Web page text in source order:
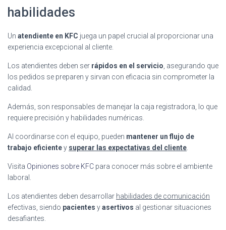
habilidades
Un atendiente en KFC juega un papel crucial al proporcionar una
experiencia excepcional al cliente.
Los atendientes deben ser rápidos en el servicio , asegurando que
los pedidos se preparen y sirvan con eficacia sin comprometer la
calidad.
Además, son responsables de manejar la caja registradora, lo que
requiere precisión y habilidades numéricas.
Al coordinarse con el equipo, pueden mantener un flujo de
trabajo eficientey superar las expectativas del cliente
Visita Opiniones sobre KFC para conocer más sobre el ambiente
laboral.
Los atendientes deben desarrollar habilidades de comunicación
efectivas, siendo pacientes yasertivos al gestionar situaciones
desafiantes.